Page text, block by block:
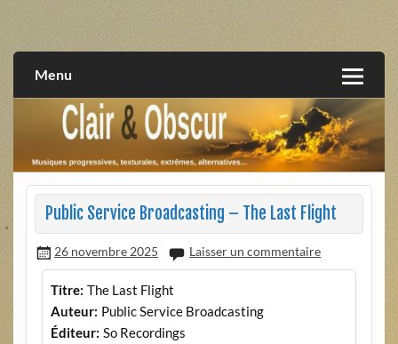
extrêmes, alternatives, texturales
Menu
Public Service Broadcasting – The Last Flight
26 novembre 2025 Laisser un commentaire
Titre: The Last Flight
Auteur: Public Service Broadcasting
Éditeur: So Recordings